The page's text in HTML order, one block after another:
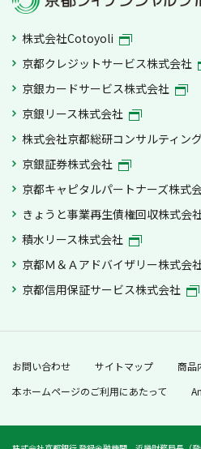
株式会社Cotoyoli
京都クレジットサービス株式会社
京銀カードサービス株式会社
京銀リース株式会社
株式会社京都総研コンサルティン
京銀証券株式会社
京都キャピタルパートナーズ株式
きょうと事業再生債権回収株式会
積水リース株式会社
京都Ｍ＆Ａアドバイザリー株式会
京都信用保証サービス株式会社
お問い合わせ サイトマップ
商品
本ホームページのご利用にあたって